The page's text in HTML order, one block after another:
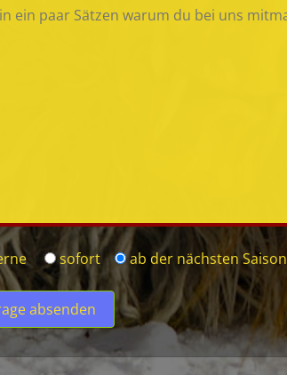
sofort ab der nächsten Saison